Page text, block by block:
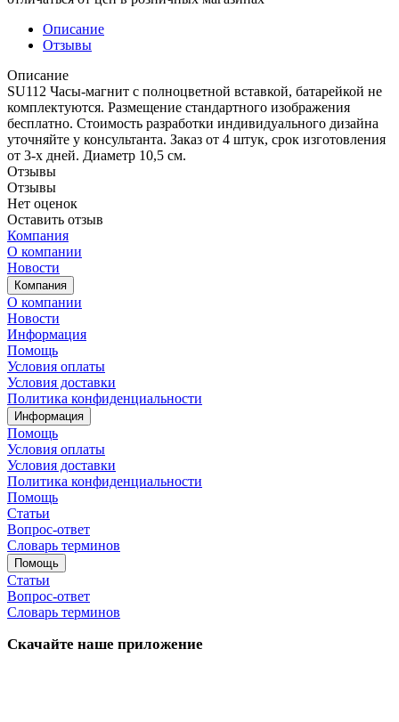
Описание
Отзывы
Описание
SU112 Часы-магнит с полноцветной вставкой, батарейкой не
комплектуются. Размещение стандартного изображения
бесплатно. Стоимость разработки индивидуального дизайна
уточняйте у консультанта. Заказ от 4 штук, срок изготовления
от 3-х дней. Диаметр 10,5 см.
Отзывы
Отзывы
Нет оценок
Оставить отзыв
Компания
О компании
Новости
Компания
О компании
Новости
Информация
Помощь
Условия оплаты
Условия доставки
Политика конфиденциальности
Информация
Помощь
Условия оплаты
Условия доставки
Политика конфиденциальности
Помощь
Статьи
Вопрос-ответ
Словарь терминов
Помощь
Статьи
Вопрос-ответ
Словарь терминов
Скачайте наше приложение